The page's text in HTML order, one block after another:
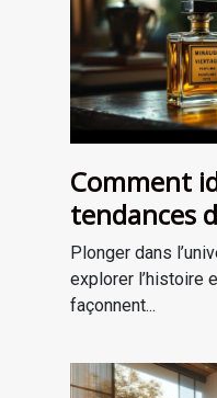
Comment
tendances
travers les
Plonger dans
explorer l’histoire
façonnent...